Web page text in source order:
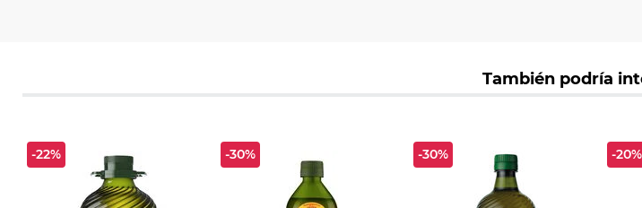
También podría
-22% -30% -30% -20%